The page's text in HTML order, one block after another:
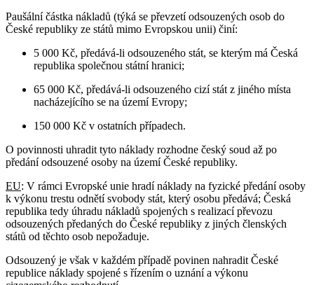
Paušální částka nákladů (týká se převzetí odsouzených osob do
České republiky ze států mimo Evropskou unii) činí:
5 000 Kč, předává-li odsouzeného stát, se kterým má Česká
republika společnou státní hranici;
65 000 Kč, předává-li odsouzeného cizí stát z jiného místa
nacházejícího se na území Evropy;
150 000 Kč v ostatních případech.
O povinnosti uhradit tyto náklady rozhodne český soud až po
předání odsouzené osoby na území České republiky.
EU: V rámci Evropské unie hradí náklady na fyzické předání osoby
k výkonu trestu odnětí svobody stát, který osobu předává; Česká
republika tedy úhradu nákladů spojených s realizací převozu
odsouzených předaných do České republiky z jiných členských
států od těchto osob nepožaduje.
Odsouzený je však v každém případě povinen nahradit České
republice náklady spojené s řízením o uznání a výkonu